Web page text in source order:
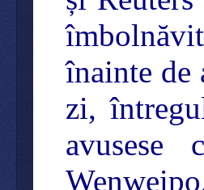
înainte de
zi,
avusese